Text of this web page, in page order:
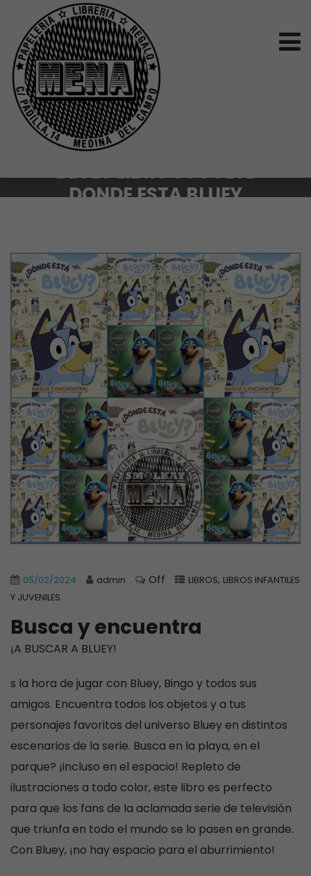
BLUEY LIBRO JUGUETE
DONDE ESTA BLUEY
05/02/2024 admin Off LIBROS, LIBROS INFANTILES
Y JUVENILES
Busca y encuentra
¡A BUSCAR A BLUEY!
s la hora de jugar con Bluey, Bingo y todos sus
amigos. Encuentra todos los objetos y a tus
personajes favoritos del universo Bluey en distintos
escenarios de la serie. Busca en la playa, en el
parque? ¡incluso en el espacio! Repleto de
ilustraciones a todo color, este libro es perfecto
para que los fans de la aclamada serie de televisión
que triunfa en todo el mundo se lo pasen en grande.
Con Bluey, ¡no hay espacio para el aburrimiento!